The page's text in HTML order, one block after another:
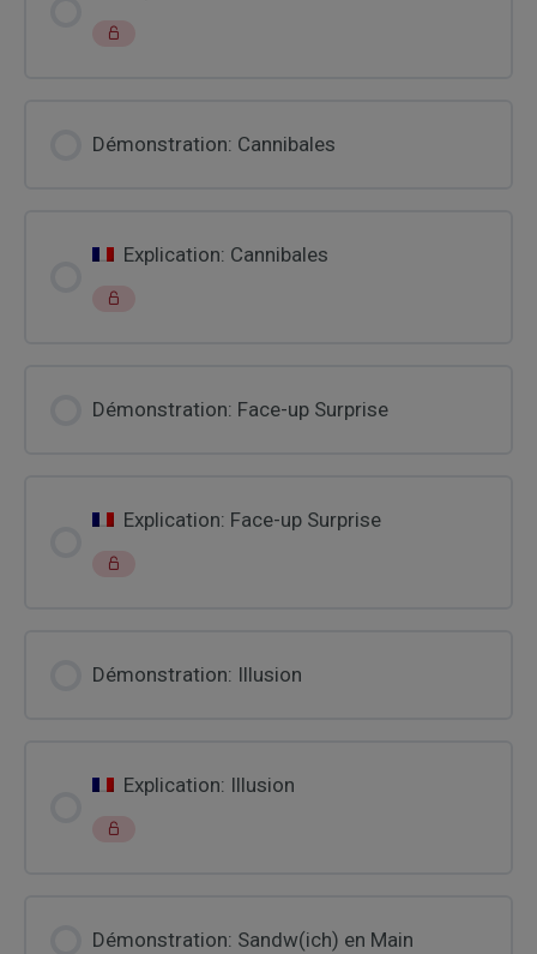
Démonstration: Cannibales
Explication: Cannibales
Démonstration: Face-up Surprise
Explication: Face-up Surprise
Démonstration: Illusion
Explication: Illusion
Démonstration: Sandw(ich) en Main